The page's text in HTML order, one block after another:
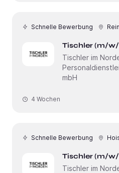
Schnelle Bewerbung
Tischler (m/w/
Tischler im
mbH
4 Wochen
Schnelle Bewerbung
Tischler (m/w/
Tischler im